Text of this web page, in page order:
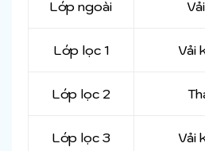
Lớp ngoài
Lớp lọc 1 Vải
Lớp lọc 2
Lớp lọc 3 Vải